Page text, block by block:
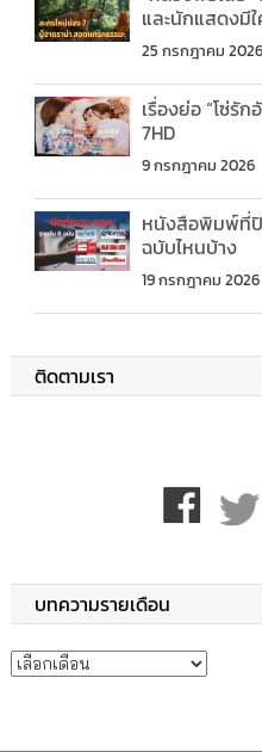
และนักแสดงมี
25 กรกฎาคม 2026
เรื่องย่อ “โซ่รั
7HD
9 กรกฎาคม 2026
หนังสือพิมพ์ที่
ฉบับไหนบ้าง
19 กรกฎาคม 2026
ติดตามเรา
บทความรายเดือน
บทความรายเดือน